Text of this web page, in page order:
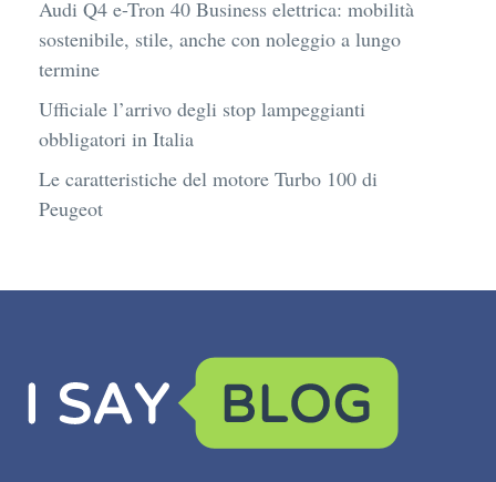
Audi Q4 e-Tron 40 Business elettrica: mobilità
sostenibile, stile, anche con noleggio a lungo
termine
Ufficiale l’arrivo degli stop lampeggianti
obbligatori in Italia
Le caratteristiche del motore Turbo 100 di
Peugeot